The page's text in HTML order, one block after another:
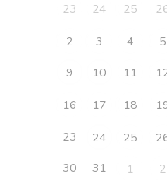
23 24 25
2 3 4 5
9
10 11
16 17 18
23 24 25
30
31 1 2